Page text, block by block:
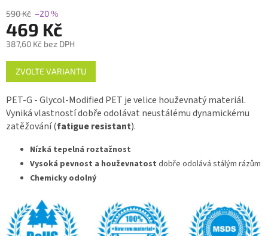
590 Kč –20 %
469 Kč
387,60 Kč bez DPH
Měrná
cena:
ZVOLTE VARIANTU
PET-G - Glycol-Modified PET je velice houževnatý materiál.
Vyniká vlastností dobře odolávat neustálému dynamickému
zatěžování (fatigue resistant).
Nízká tepelná roztažnost
Vysoká pevnost a houževnatost dobře odolává stálým rázům
Chemicky odolný